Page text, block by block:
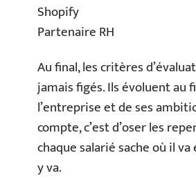
Shopify
Partenaire RH
Au final, les critères
jamais figés. Ils évoluent au
l’entreprise et de ses
compte, c’est d’oser les
chaque salarié sache où il
y va.